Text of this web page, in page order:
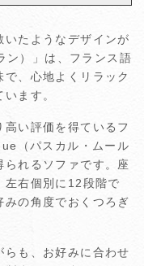
いたようなデザインが
ン）」は、フランス語
、心地よくリラック
ます。
い評価を得ているフ
（パスカル・ムール
れるソファです。座
左右個別に12段階で
みの角度でおくつろぎ
らも、お好みに合わせ